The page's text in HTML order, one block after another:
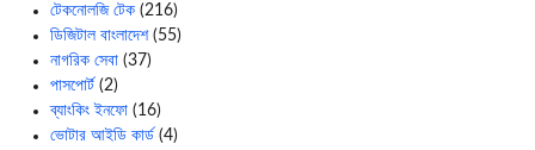
টেকনোলজি টেক (216)
ডিজিটাল বাংলাদেশ(55)
নাগরিক সেবা (37)
পাসপোর্ট (2)
ব্যাংকিং ইনফো (16)
ভোটার আইডি কার্ড (4)